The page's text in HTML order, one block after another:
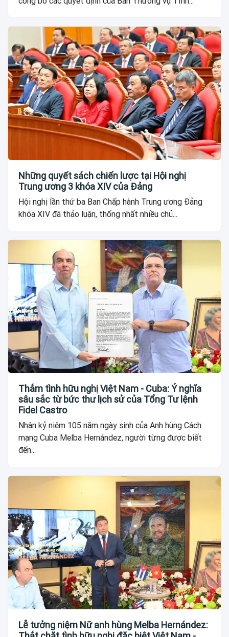
Những quyết sách chiến lược tại Hội nghị
Trung ương 3 khóa XIV của Đảng
Hội nghị lần thứ ba Ban Chấp hành Trung ương Đảng
khóa XIV đã thảo luận, thống nhất nhiều chủ...
Thắm tình hữu nghị Việt Nam - Cuba: Ý nghĩa
sâu sắc từ bức thư lịch sử của Tổng Tư lệnh
Fidel Castro
Nhân kỷ niệm 105 năm ngày sinh của Anh hùng Cách
mạng Cuba Melba Hernández, người từng được biết
đến...
Lễ tưởng niệm Nữ anh hùng Melba Hernández: